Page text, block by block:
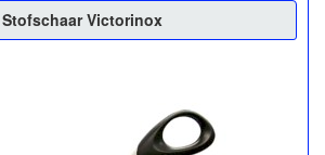
Stofschaar Victorinox